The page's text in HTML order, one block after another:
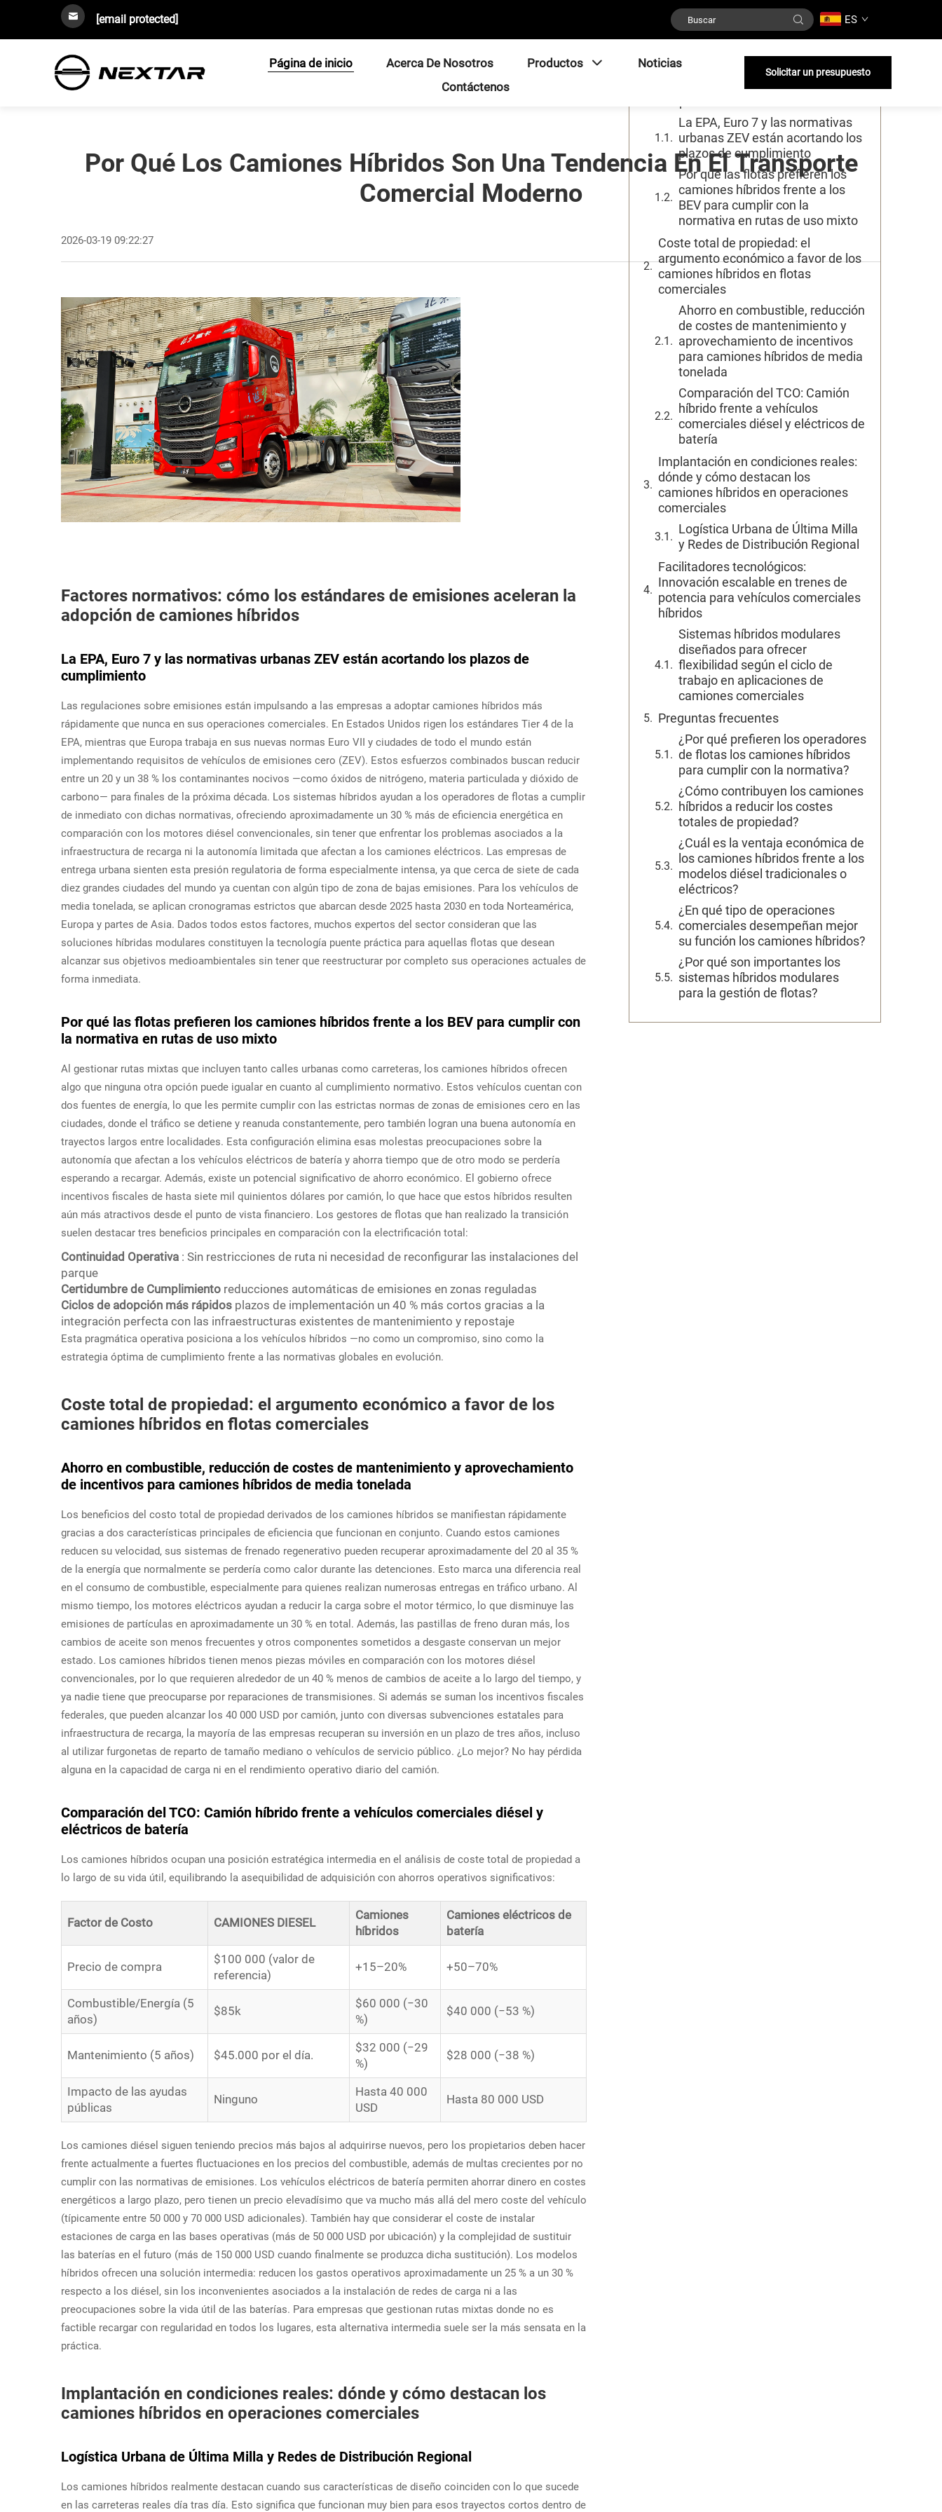
[email protected] ES
Página de inicio Acerca De Nosotros Productos
Noticias
Contáctenos
Solicitar un presupuesto
Por Qué Los Camiones Híbridos Son Una Tendencia En El Transporte
Comercial Moderno
2026-03-19 09:22:27
Factores normativos: cómo los estándares de emisiones aceleran la
adopción de camiones híbridos
La EPA, Euro 7 y las normativas urbanas ZEV están acortando los plazos de
cumplimiento
Las regulaciones sobre emisiones están impulsando a las empresas a adoptar camiones híbridos más
rápidamente que nunca en sus operaciones comerciales. En Estados Unidos rigen los estándares Tier 4 de la
EPA, mientras que Europa trabaja en sus nuevas normas Euro VII y ciudades de todo el mundo están
implementando requisitos de vehículos de emisiones cero (ZEV). Estos esfuerzos combinados buscan reducir
entre un 20 y un 38 % los contaminantes nocivos —como óxidos de nitrógeno, materia particulada y dióxido de
carbono— para finales de la próxima década. Los sistemas híbridos ayudan a los operadores de flotas a cumplir
de inmediato con dichas normativas, ofreciendo aproximadamente un 30 % más de eficiencia energética en
comparación con los motores diésel convencionales, sin tener que enfrentar los problemas asociados a la
infraestructura de recarga ni la autonomía limitada que afectan a los camiones eléctricos. Las empresas de
entrega urbana sienten esta presión regulatoria de forma especialmente intensa, ya que cerca de siete de cada
diez grandes ciudades del mundo ya cuentan con algún tipo de zona de bajas emisiones. Para los vehículos de
media tonelada, se aplican cronogramas estrictos que abarcan desde 2025 hasta 2030 en toda Norteamérica,
Europa y partes de Asia. Dados todos estos factores, muchos expertos del sector consideran que las
soluciones híbridas modulares constituyen la tecnología puente práctica para aquellas flotas que desean
alcanzar sus objetivos medioambientales sin tener que reestructurar por completo sus operaciones actuales de
forma inmediata.
Por qué las flotas prefieren los camiones híbridos frente a los BEV para cumplir con
la normativa en rutas de uso mixto
Al gestionar rutas mixtas que incluyen tanto calles urbanas como carreteras, los camiones híbridos ofrecen
algo que ninguna otra opción puede igualar en cuanto al cumplimiento normativo. Estos vehículos cuentan con
dos fuentes de energía, lo que les permite cumplir con las estrictas normas de zonas de emisiones cero en las
ciudades, donde el tráfico se detiene y reanuda constantemente, pero también logran una buena autonomía en
trayectos largos entre localidades. Esta configuración elimina esas molestas preocupaciones sobre la
autonomía que afectan a los vehículos eléctricos de batería y ahorra tiempo que de otro modo se perdería
esperando a recargar. Además, existe un potencial significativo de ahorro económico. El gobierno ofrece
incentivos fiscales de hasta siete mil quinientos dólares por camión, lo que hace que estos híbridos resulten
aún más atractivos desde el punto de vista financiero. Los gestores de flotas que han realizado la transición
suelen destacar tres beneficios principales en comparación con la electrificación total:
Continuidad Operativa : Sin restricciones de ruta ni necesidad de reconfigurar las instalaciones del
parque
Certidumbre de Cumplimiento reducciones automáticas de emisiones en zonas reguladas
Ciclos de adopción más rápidos plazos de implementación un 40 % más cortos gracias a la
integración perfecta con las infraestructuras existentes de mantenimiento y repostaje
Esta pragmática operativa posiciona a los vehículos híbridos —no como un compromiso, sino como la
estrategia óptima de cumplimiento frente a las normativas globales en evolución.
Coste total de propiedad: el argumento económico a favor de los
camiones híbridos en flotas comerciales
Ahorro en combustible, reducción de costes de mantenimiento y aprovechamiento
de incentivos para camiones híbridos de media tonelada
Los beneficios del costo total de propiedad derivados de los camiones híbridos se manifiestan rápidamente
gracias a dos características principales de eficiencia que funcionan en conjunto. Cuando estos camiones
reducen su velocidad, sus sistemas de frenado regenerativo pueden recuperar aproximadamente del 20 al 35 %
de la energía que normalmente se perdería como calor durante las detenciones. Esto marca una diferencia real
en el consumo de combustible, especialmente para quienes realizan numerosas entregas en tráfico urbano. Al
mismo tiempo, los motores eléctricos ayudan a reducir la carga sobre el motor térmico, lo que disminuye las
emisiones de partículas en aproximadamente un 30 % en total. Además, las pastillas de freno duran más, los
cambios de aceite son menos frecuentes y otros componentes sometidos a desgaste conservan un mejor
estado. Los camiones híbridos tienen menos piezas móviles en comparación con los motores diésel
convencionales, por lo que requieren alrededor de un 40 % menos de cambios de aceite a lo largo del tiempo, y
ya nadie tiene que preocuparse por reparaciones de transmisiones. Si además se suman los incentivos fiscales
federales, que pueden alcanzar los 40 000 USD por camión, junto con diversas subvenciones estatales para
infraestructura de recarga, la mayoría de las empresas recuperan su inversión en un plazo de tres años, incluso
al utilizar furgonetas de reparto de tamaño mediano o vehículos de servicio público. ¿Lo mejor? No hay pérdida
alguna en la capacidad de carga ni en el rendimiento operativo diario del camión.
Comparación del TCO: Camión híbrido frente a vehículos comerciales diésel y
eléctricos de batería
Los camiones híbridos ocupan una posición estratégica intermedia en el análisis de coste total de propiedad a
lo largo de su vida útil, equilibrando la asequibilidad de adquisición con ahorros operativos significativos:
Factor de Costo CAMIONES DIESEL
Camiones
híbridos
Camiones eléctricos de
batería
Precio de compra
$100 000 (valor de
referencia)
+15–20% +50–70%
Combustible/Energía (5
años)
$85k
$60 000 (−30
%)
$40 000 (−53 %)
Mantenimiento (5 años) $45.000 por el día.
$32 000 (−29
%)
$28 000 (−38 %)
Impacto de las ayudas
públicas
Ninguno
Hasta 40 000
USD
Hasta 80 000 USD
Los camiones diésel siguen teniendo precios más bajos al adquirirse nuevos, pero los propietarios deben hacer
frente actualmente a fuertes fluctuaciones en los precios del combustible, además de multas crecientes por no
cumplir con las normativas de emisiones. Los vehículos eléctricos de batería permiten ahorrar dinero en costes
energéticos a largo plazo, pero tienen un precio elevadísimo que va mucho más allá del mero coste del vehículo
(típicamente entre 50 000 y 70 000 USD adicionales). También hay que considerar el coste de instalar
estaciones de carga en las bases operativas (más de 50 000 USD por ubicación) y la complejidad de sustituir
las baterías en el futuro (más de 150 000 USD cuando finalmente se produzca dicha sustitución). Los modelos
híbridos ofrecen una solución intermedia: reducen los gastos operativos aproximadamente un 25 % a un 30 %
respecto a los diésel, sin los inconvenientes asociados a la instalación de redes de carga ni a las
preocupaciones sobre la vida útil de las baterías. Para empresas que gestionan rutas mixtas donde no es
factible recargar con regularidad en todos los lugares, esta alternativa intermedia suele ser la más sensata en la
práctica.
Implantación en condiciones reales: dónde y cómo destacan los
camiones híbridos en operaciones comerciales
Logística Urbana de Última Milla y Redes de Distribución Regional
Los camiones híbridos realmente destacan cuando sus características de diseño coinciden con lo que sucede
en las carreteras reales día tras día. Esto significa que funcionan muy bien para esos trayectos cortos dentro de
Índice
Factores normativos: cómo los
estándares de emisiones aceleran la
La EPA, Euro 7 y las normativas
urbanas ZEV están acortando los
plazos de cumplimiento
Por qué las flotas prefieren los
camiones híbridos frente a los
BEV para cumplir con la
normativa en rutas de uso mixto
Coste total de propiedad: el
argumento económico a favor de los
camiones híbridos en flotas
comerciales
Ahorro en combustible, reducción
de costes de mantenimiento y
aprovechamiento de incentivos
para camiones híbridos de media
tonelada
Comparación del TCO: Camión
híbrido frente a vehículos
comerciales diésel y eléctricos de
batería
Implantación en condiciones reales:
dónde y cómo destacan los
camiones híbridos en operaciones
comerciales
Logística Urbana de Última Milla
y Redes de Distribución Regional
Facilitadores tecnológicos:
Innovación escalable en trenes de
potencia para vehículos comerciales
híbridos
Sistemas híbridos modulares
diseñados para ofrecer
flexibilidad según el ciclo de
trabajo en aplicaciones de
camiones comerciales
Preguntas frecuentes
¿Por qué prefieren los operadores
de flotas los camiones híbridos
para cumplir con la normativa?
¿Cómo contribuyen los camiones
híbridos a reducir los costes
totales de propiedad?
¿Cuál es la ventaja económica de
los camiones híbridos frente a los
modelos diésel tradicionales o
eléctricos?
¿En qué tipo de operaciones
comerciales desempeñan mejor
su función los camiones híbridos?
¿Por qué son importantes los
sistemas híbridos modulares
para la gestión de flotas?